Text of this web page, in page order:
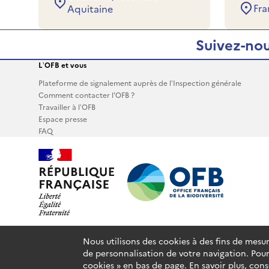
Aquitaine
Suivez-
L’OFB et vous
Plateforme de signalement auprès de l’Inspection générale
Comment contacter l'OFB ?
Travailler à l’OFB
Espace presse
FAQ
Accessibilité : partiellement conforme
Nous utilisons des cookies à des fins de
de personnalisation de votre navigation.
cookies » en bas de page. En savoir plus,